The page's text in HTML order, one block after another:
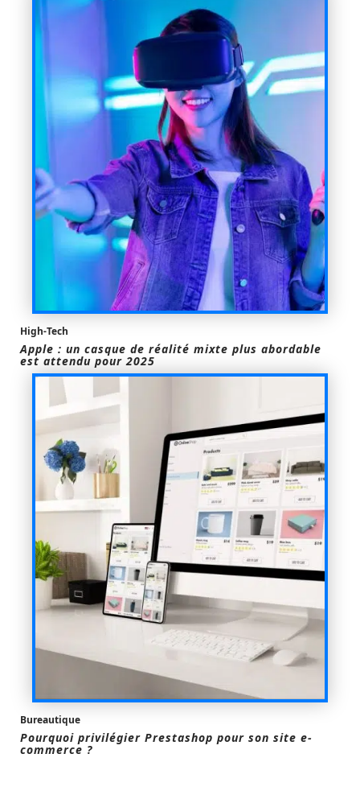
High-Tech
Apple : un casque de réalité mixte plus abordable
est attendu pour 2025
Bureautique
Pourquoi privilégier Prestashop pour son site e-
commerce ?